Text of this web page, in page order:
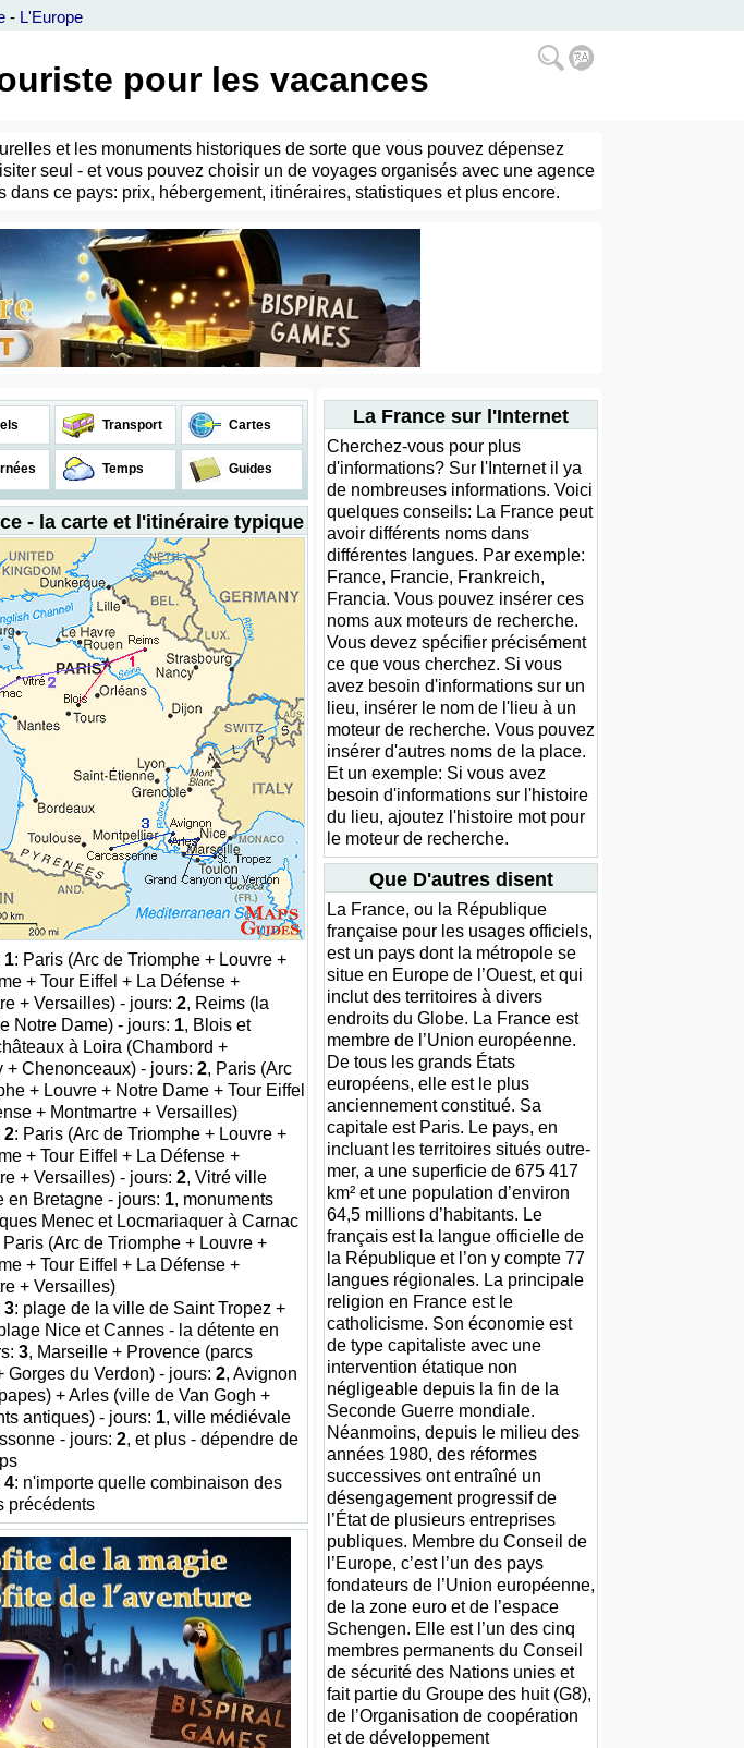
- L'Europe
pour les vacances
et les monuments historiques de sorte que vous pouvez dépensez
seul - et vous pouvez choisir un de voyages organisés avec une agence
ce pays: prix, hébergement, itinéraires, statistiques et plus encore.
Transport Cartes
Temps Guides
- la carte et l'itinéraire typique
1: Paris (Arc de Triomphe + Louvre +
+ Tour Eiffel + La Défense +
+ Versailles) - jours: 2, Reims (la
Notre Dame) - jours: 1, Blois et
à Loira (Chambord +
+ Chenonceaux) - jours: 2, Paris (Arc
+ Louvre + Notre Dame + Tour Eiffel
+ Montmartre + Versailles)
2: Paris (Arc de Triomphe + Louvre +
+ Tour Eiffel + La Défense +
+ Versailles) - jours: 2, Vitré ville
en Bretagne - jours: 1, monuments
Menec et Locmariaquer à Carnac
Paris (Arc de Triomphe + Louvre +
+ Tour Eiffel + La Défense +
+ Versailles)
3: plage de la ville de Saint Tropez +
Nice et Cannes - la détente en
3, Marseille + Provence (parcs
Gorges du Verdon) - jours: 2, Avignon
+ Arles (ville de Van Gogh +
antiques) - jours: 1, ville médiévale
- jours: 2, et plus - dépendre de
4: n'importe quelle combinaison des
précédents
La France sur l'Internet
Cherchez-vous pour plus
d'informations? Sur l'Internet il ya
de nombreuses informations. Voici
quelques conseils: La France peut
avoir différents noms dans
différentes langues. Par exemple:
France, Francie, Frankreich,
Francia. Vous pouvez insérer ces
noms aux moteurs de recherche.
Vous devez spécifier précisément
ce que vous cherchez. Si vous
avez besoin d'informations sur un
lieu, insérer le nom de l'lieu à un
moteur de recherche. Vous pouvez
insérer d'autres noms de la place.
Et un exemple: Si vous avez
besoin d'informations sur l'histoire
du lieu, ajoutez l'histoire mot pour
le moteur de recherche.
Que D'autres disent
La France, ou la République
française pour les usages officiels,
est un pays dont la métropole se
situe en Europe de l’Ouest, et qui
inclut des territoires à divers
endroits du Globe. La France est
membre de l’Union européenne.
De tous les grands États
européens, elle est le plus
anciennement constitué. Sa
capitale est Paris. Le pays, en
incluant les territoires situés outre-
mer, a une superficie de 675 417
km² et une population d’environ
64,5 millions d’habitants. Le
français est la langue officielle de
la République et l’on y compte 77
langues régionales. La principale
religion en France est le
catholicisme. Son économie est
de type capitaliste avec une
intervention étatique non
négligeable depuis la fin de la
Seconde Guerre mondiale.
Néanmoins, depuis le milieu des
années 1980, des réformes
successives ont entraîné un
désengagement progressif de
l’État de plusieurs entreprises
publiques. Membre du Conseil de
l’Europe, c’est l’un des pays
fondateurs de l’Union européenne,
de la zone euro et de l’espace
Schengen. Elle est l’un des cinq
membres permanents du Conseil
de sécurité des Nations unies et
fait partie du Groupe des huit (G8),
de l’Organisation de coopération
et de développement